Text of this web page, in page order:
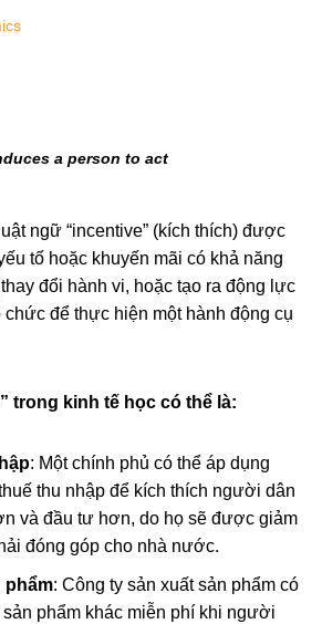
a person to act
ngữ “incentive” (kích thích) được
tố hoặc khuyến mãi có khả năng
đổi hành vi, hoặc tạo ra động lực
chức để thực hiện một hành động cụ
trong kinh tế học có thể là:
: Một chính phủ có thể áp dụng
thu nhập để kích thích người dân
và đầu tư hơn, do họ sẽ được giảm
đóng góp cho nhà nước.
phẩm: Công ty sản xuất sản phẩm có
sản phẩm khác miễn phí khi người